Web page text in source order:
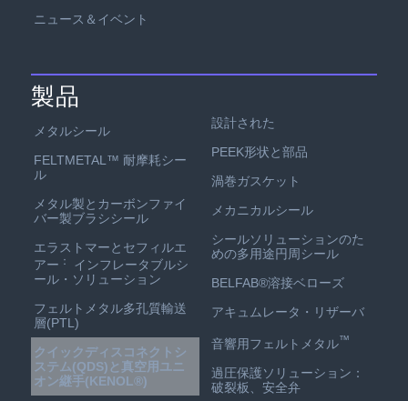
ニュース＆イベント
製品
メタルシール
FELTMETAL™ 耐摩耗シー
ル
メタル製とカーボンファイ
バー製ブラシシール
エラストマーとセフィルエ
アー ：
インフレータブルシ
ール・ソリューション
フェルトメタル多孔質輸送
層(PTL)
クイックディスコネクトシ
ステム(QDS)と真空用ユニ
オン継手(KENOL®)
設計された
PEEK形状と部品
渦巻ガスケット
メカニカルシール
シールソリューションのた
めの多用途円周シール
BELFAB®溶接ベローズ
アキュムレータ・リザーバ
音響用フェルトメタル™
過圧保護ソリューション：
破裂板、安全弁